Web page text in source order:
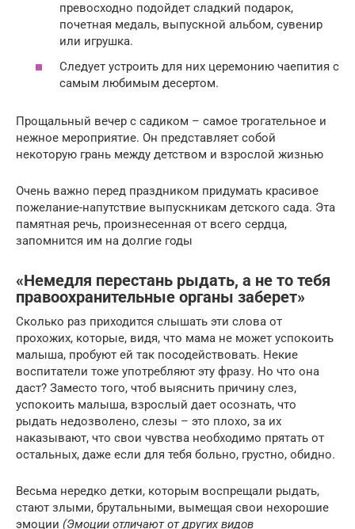
превосходно подойдет сладкий подарок,
почетная медаль, выпускной альбом, сувенир
или игрушка.
Следует устроить для них церемонию чаепития с
самым любимым десертом.
Прощальный вечер с садиком – самое трогательное и
нежное мероприятие. Он представляет собой
некоторую грань между детством и взрослой жизнью
Очень важно перед праздником придумать красивое
пожелание-напутствие выпускникам детского сада. Эта
памятная речь, произнесенная от всего сердца,
запомнится им на долгие годы
«Немедля перестань рыдать, а не то тебя
правоохранительные органы заберет»
Сколько раз приходится слышать эти слова от
прохожих, которые, видя, что мама не может успокоить
малыша, пробуют ей так посодействовать. Некие
воспитатели тоже употребляют эту фразу. Но что она
даст? Заместо того, чтоб выяснить причину слез,
успокоить малыша, взрослый дает осознать, что
рыдать недозволено, слезы – это плохо, за их
наказывают, что свои чувства необходимо прятать от
остальных, даже если для тебя больно, грустно, обидно.
Весьма нередко детки, которым воспрещали рыдать,
стают злыми, брутальными, вымещая свои нехорошие
эмоции (Эмоции отличают от других видов